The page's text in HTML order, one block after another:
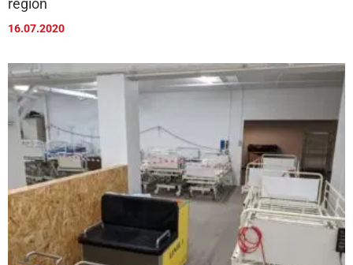
region
16.07.2020